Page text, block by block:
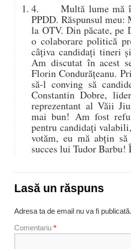
4. Multă lume mă
PPDD. Răspunsul meu:
la OTV. Din păcate, pe
o colaborare politică
câțiva candidați tineri
Am discutat în acest
Florin Condurățeanu.
să-l conving să
Constantin Dobre,
reprezentant al Văii
mai bun! Am fost
pentru candidați
votăm, eu mă abțin
succes lui Tudor
Lasă un răspuns
Adresa ta de email nu va fi publicată.
Comentariu *